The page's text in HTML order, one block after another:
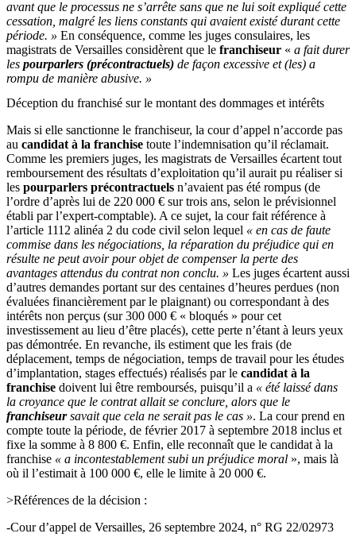
avant que le processus ne s’arrête sans que ne lui soit expliqué cette
cessation, malgré les liens constants qui avaient existé durant cette
période. » En conséquence, comme les juges consulaires, les
magistrats de Versailles considèrent que le franchiseur « a fait durer
les pourparlers (précontractuels) de façon excessive et (les) a
rompu de manière abusive. »
Déception du franchisé sur le montant des dommages et intérêts
Mais si elle sanctionne le franchiseur, la cour d’appel n’accorde pas
au candidat à la franchise toute l’indemnisation qu’il réclamait.
Comme les premiers juges, les magistrats de Versailles écartent tout
remboursement des résultats d’exploitation qu’il aurait pu réaliser si
les pourparlers précontractuels n’avaient pas été rompus (de
l’ordre d’après lui de 220 000 € sur trois ans, selon le prévisionnel
établi par l’expert-comptable). A ce sujet, la cour fait référence à
l’article 1112 alinéa 2 du code civil selon lequel « en cas de faute
commise dans les négociations, la réparation du préjudice qui en
résulte ne peut avoir pour objet de compenser la perte des
avantages attendus du contrat non conclu. » Les juges écartent aussi
d’autres demandes portant sur des centaines d’heures perdues (non
évaluées financièrement par le plaignant) ou correspondant à des
intérêts non perçus (sur 300 000 € « bloqués » pour cet
investissement au lieu d’être placés), cette perte n’étant à leurs yeux
pas démontrée. En revanche, ils estiment que les frais (de
déplacement, temps de négociation, temps de travail pour les études
d’implantation, stages effectués) réalisés par le candidat à la
franchise doivent lui être remboursés, puisqu’il a « été laissé dans
la croyance que le contrat allait se conclure, alors que le
franchiseursavait que cela ne serait pas le cas ». La cour prend en
compte toute la période, de février 2017 à septembre 2018 inclus et
fixe la somme à 8 800 €. Enfin, elle reconnaît que le candidat à la
franchise « a incontestablement subi un préjudice moral », mais là
où il l’estimait à 100 000 €, elle le limite à 20 000 €.
>Références de la décision :
-Cour d’appel de Versailles, 26 septembre 2024, n° RG 22/02973